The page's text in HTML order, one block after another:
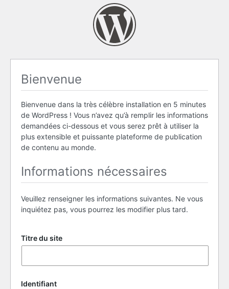
Bienvenue
Bienvenue dans la très célèbre installation en 5 minutes
de WordPress ! Vous n’avez qu’à remplir les informations
demandées ci-dessous et vous serez prêt à utiliser la
plus extensible et puissante plateforme de publication
de contenu au monde.
Informations nécessaires
Veuillez renseigner les informations suivantes. Ne vous
inquiétez pas, vous pourrez les modifier plus tard.
Titre du site
Identifiant